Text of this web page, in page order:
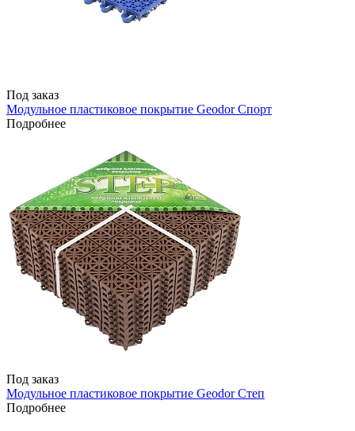
Под заказ
Модульное пластиковое покрытие Geodor Спорт
Подробнее
Под заказ
Модульное пластиковое покрытие Geodor Степ
Подробнее